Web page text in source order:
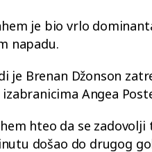
je bio vrlo
napadu.
je Brenan Džonson
Angea
hteo da se
došao do drugog